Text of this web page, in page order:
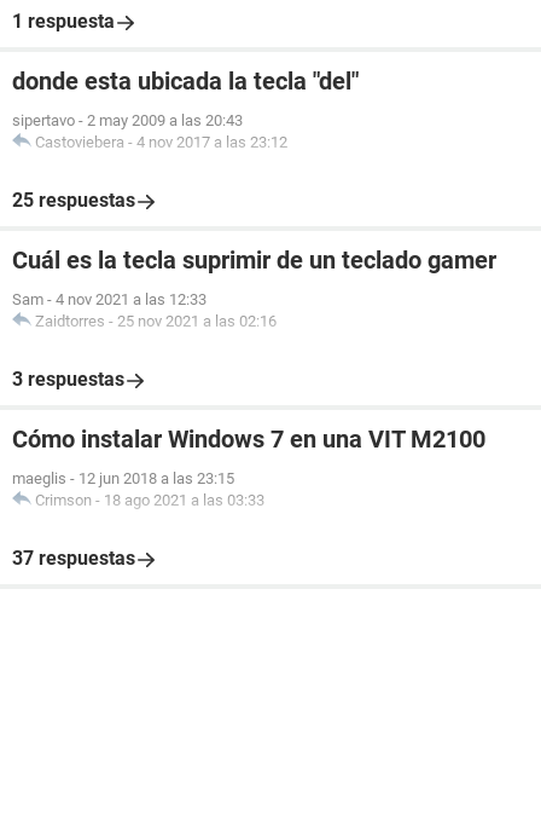
1 respuesta
donde esta ubicada la tecla "del"
sipertavo - 2 may 2009 a las 20:43
Castoviebera - 4 nov 2017 a las 23:12
25 respuestas
Cuál es la tecla suprimir de un teclado gamer
Sam - 4 nov 2021 a las 12:33
Zaidtorres - 25 nov 2021 a las 02:16
3 respuestas
Cómo instalar Windows 7 en una VIT M2100
maeglis - 12 jun 2018 a las 23:15
Crimson - 18 ago 2021 a las 03:33
37 respuestas